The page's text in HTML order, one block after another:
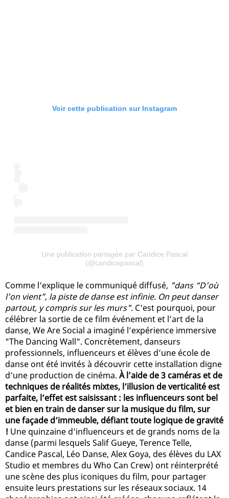
Voir cette publication sur Instagram
Une publication partagée par Candice Pascal
(@candicepascal)
Comme l'explique le communiqué diffusé, "dans “D’où
l’on vient”, la piste de danse est infinie. On peut danser
partout, y compris sur les murs". C'est pourquoi, pour
célébrer la sortie de ce film événement et l’art de la
danse, We Are Social a imaginé l’expérience immersive
"The Dancing Wall". Concrètement, danseurs
professionnels, influenceurs et élèves d’une école de
danse ont été invités à découvrir cette installation digne
d’une production de cinéma. À l’aide de 3 caméras et de
techniques de réalités mixtes, l’illusion de verticalité est
parfaite, l’effet est saisissant : les influenceurs sont bel
et bien en train de danser sur la musique du film, sur
une façade d’immeuble, défiant toute logique de gravité
! Une quinzaine d’influenceurs et de grands noms de la
danse (parmi lesquels Salif Gueye, Terence Telle,
Candice Pascal, Léo Danse, Alex Goya, des élèves du LAX
Studio et membres du Who Can Crew) ont réinterprété
une scène des plus iconiques du film, pour partager
ensuite leurs prestations sur les réseaux sociaux. 14